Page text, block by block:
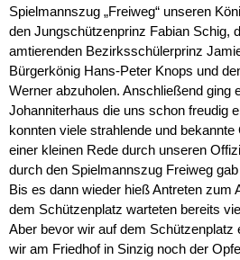
Spielmannszug „Freiweg“ unseren
den Jungschützenprinz Fabian Schig,
amtierenden Bezirksschülerprinz
Bürgerkönig Hans-Peter Knops und
Werner abzuholen. Anschließend ging
Johanniterhaus die uns schon freudig
konnten viele strahlende und
einer kleinen Rede durch unseren
durch den Spielmannszug Freiweg
Bis es dann wieder hieß Antreten zum
dem Schützenplatz warteten bereits
Aber bevor wir auf dem Schützenplatz
wir am Friedhof in Sinzig noch der